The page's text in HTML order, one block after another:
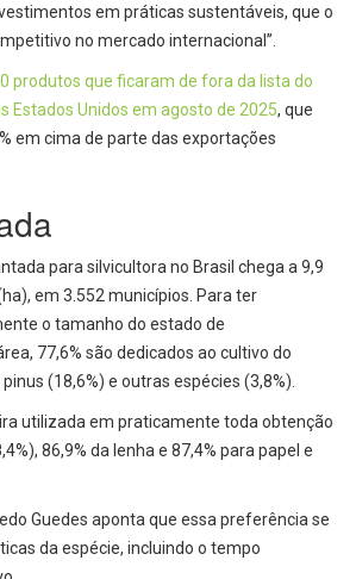
em práticas sustentáveis, que o
no mercado internacional”.
produtos que ficaram de fora da lista do
Estados Unidos em agosto de 2025, que
em cima de parte das exportações
para silvicultora no Brasil chega a 9,9
em 3.552 municípios. Para ter
o tamanho do estado de
77,6% são dedicados ao cultivo do
(18,6%) e outras espécies (3,8%).
utilizada em praticamente toda obtenção
86,9% da lenha e 87,4% para papel e
Guedes aponta que essa preferência se
da espécie, incluindo o tempo